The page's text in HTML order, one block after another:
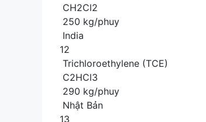
CH2Cl2
250 kg/phuy
India
12
Trichloroethylene (TCE)
C2HCl3
290 kg/phuy
Nhật Bản
13